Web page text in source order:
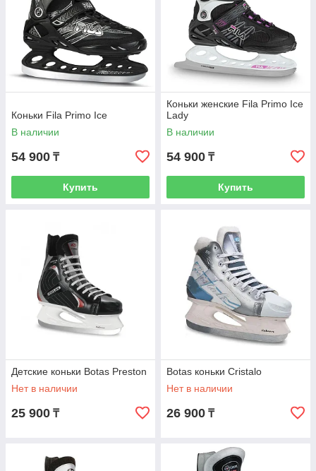
Коньки Fila Primo Ice
В наличии
54 900 ₸
Купить
Коньки женские Fila Primo Ice
Lady
В наличии
54 900 ₸
Купить
Детские коньки Botas Preston
Нет в наличии
25 900 ₸
Botas коньки Cristalo
Нет в наличии
26 900 ₸